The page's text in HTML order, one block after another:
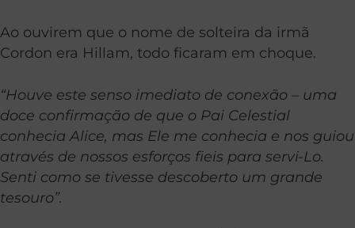
Ao ouvirem que o nome de solteira da irmã
Cordon era Hillam, todo ficaram em choque.
“Houve este senso imediato de conexão – uma
doce confirmação de que o Pai Celestial
conhecia Alice, mas Ele me conhecia e nos guiou
através de nossos esforços fieis para servi-Lo.
Senti como se tivesse descoberto um grande
tesouro”.